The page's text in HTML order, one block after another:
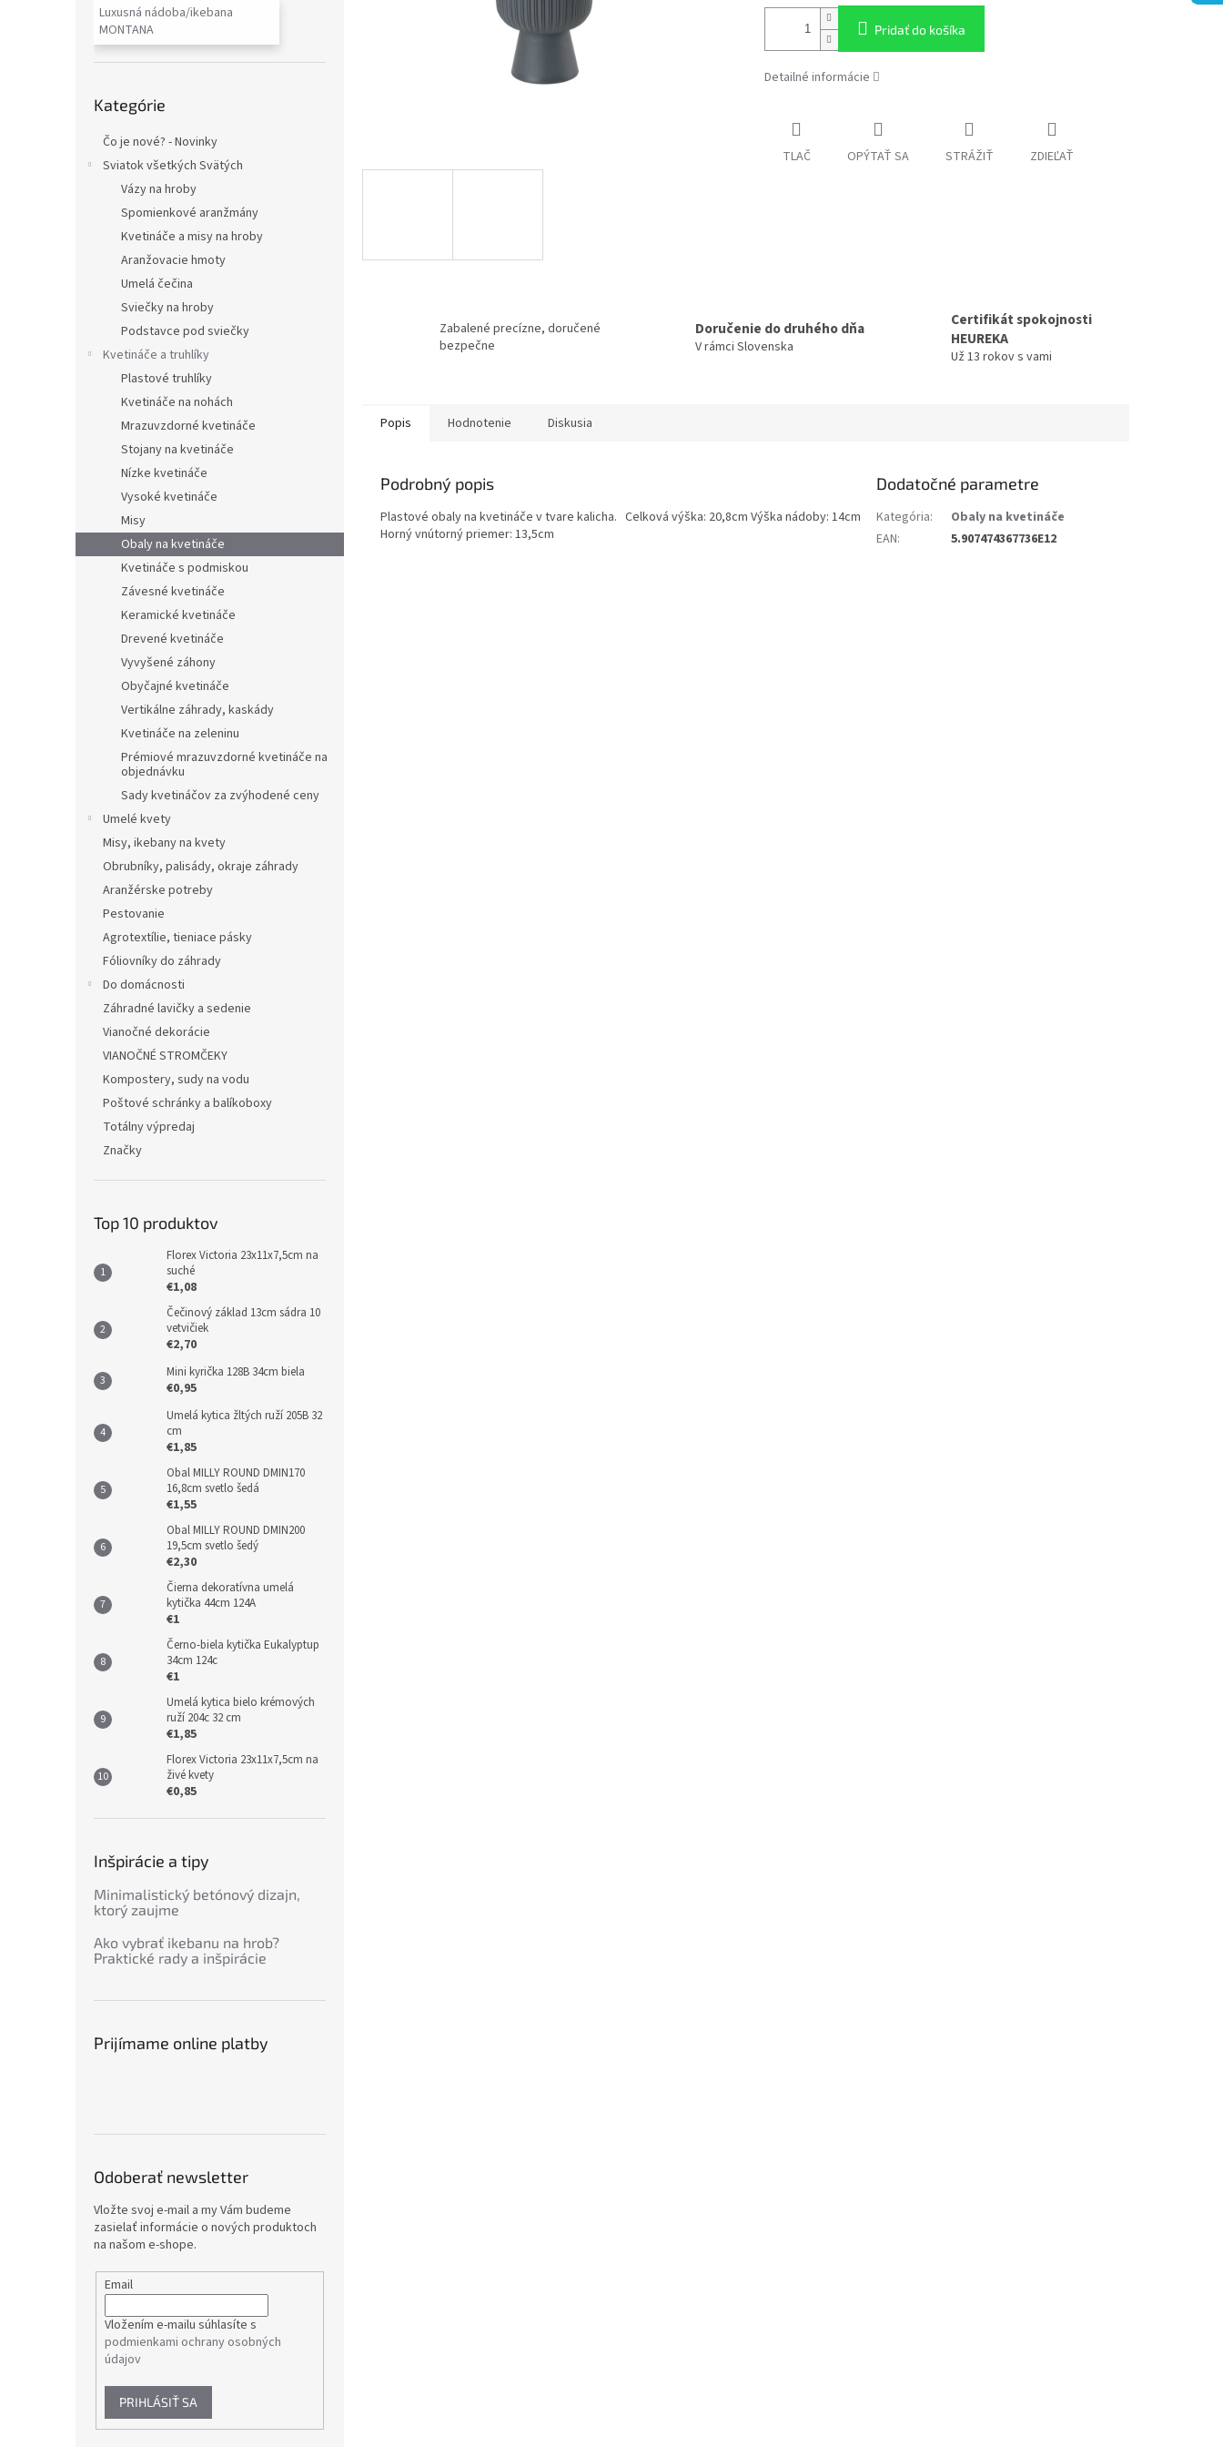
Luxusná nádoba/ikebana
MONTANA
kategórie
Kategórie
Čo je nové? - Novinky
Sviatok všetkých Svätých
Vázy na hroby
Spomienkové aranžmány
Kvetináče a misy na hroby
Aranžovacie hmoty
Umelá čečina
Sviečky na hroby
Podstavce pod sviečky
Kvetináče a truhlíky
Plastové truhlíky
Kvetináče na nohách
Mrazuvzdorné kvetináče
Stojany na kvetináče
Nízke kvetináče
Vysoké kvetináče
Misy
Obaly na kvetináče
Kvetináče s podmiskou
Závesné kvetináče
Keramické kvetináče
Drevené kvetináče
Vyvyšené záhony
Obyčajné kvetináče
Vertikálne záhrady, kaskády
Kvetináče na zeleninu
Prémiové mrazuvzdorné kvetináče na
objednávku
Sady kvetináčov za zvýhodené ceny
Umelé kvety
Misy, ikebany na kvety
Obrubníky, palisády, okraje záhrady
Aranžérske potreby
Pestovanie
Agrotextílie, tieniace pásky
Fóliovníky do záhrady
Do domácnosti
Záhradné lavičky a sedenie
Vianočné dekorácie
VIANOČNÉ STROMČEKY
Kompostery, sudy na vodu
Poštové schránky a balíkoboxy
Totálny výpredaj
Značky
Top 10 produktov
Florex Victoria 23x11x7,5cm na
suché
€1,08
Čečinový základ 13cm sádra 10
vetvičiek
€2,70
Mini kyrička 128B 34cm biela
€0,95
Umelá kytica žltých ruží 205B 32
cm
€1,85
Obal MILLY ROUND DMIN170
16,8cm svetlo šedá
€1,55
Obal MILLY ROUND DMIN200
19,5cm svetlo šedý
€2,30
Čierna dekoratívna umelá
kytička 44cm 124A
€1
Černo-biela kytička Eukalyptup
34cm 124c
€1
Umelá kytica bielo krémových
ruží 204c 32 cm
€1,85
Florex Victoria 23x11x7,5cm na
živé kvety
€0,85
Inšpirácie a tipy
Minimalistický betónový dizajn,
ktorý zaujme
Ako vybrať ikebanu na hrob?
Praktické rady a inšpirácie
Prijímame online platby
Odoberať newsletter
Vložte svoj e-mail a my Vám budeme
zasielať informácie o nových produktoch
na našom e-shope.
Email
Vložením e-mailu súhlasíte s
podmienkami ochrany osobných
údajov
PRIHLÁSIŤ SA
Pridať do košíka
Detailné informácie
TLAČ OPÝTAŤ SA STRÁŽIŤ ZDIEĽAŤ
Zabalené precízne, doručené
bezpečne
Doručenie do druhého dňa
V rámci Slovenska
Certifikát spokojnosti
HEUREKA
Už 13 rokov s vami
Popis Hodnotenie Diskusia
Podrobný popis
Plastové obaly na kvetináče v tvare kalicha. Celková výška: 20,8cm Výška nádoby: 14cm
Horný vnútorný priemer: 13,5cm
Dodatočné parametre
Kategória:
Obaly na kvetináče
EAN: 5.907474367736E12